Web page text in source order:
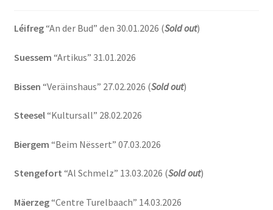
Léifreg“An der Bud” den 30.01.2026 (Sold out)
Suessem “Artikus” 31.01.2026
Bissen “Veräinshaus” 27.02.2026 (Sold out)
Steesel“Kultursall” 28.02.2026
Biergem “Beim Nëssert” 07.03.2026
Stengefort “Al Schmelz” 13.03.2026 (Sold out)
Mäerzeg“Centre Turelbaach” 14.03.2026